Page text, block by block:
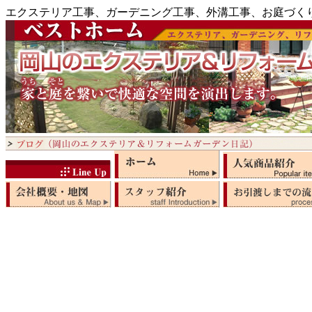
エクステリア工事、ガーデニング工事、外溝工事、お庭づ